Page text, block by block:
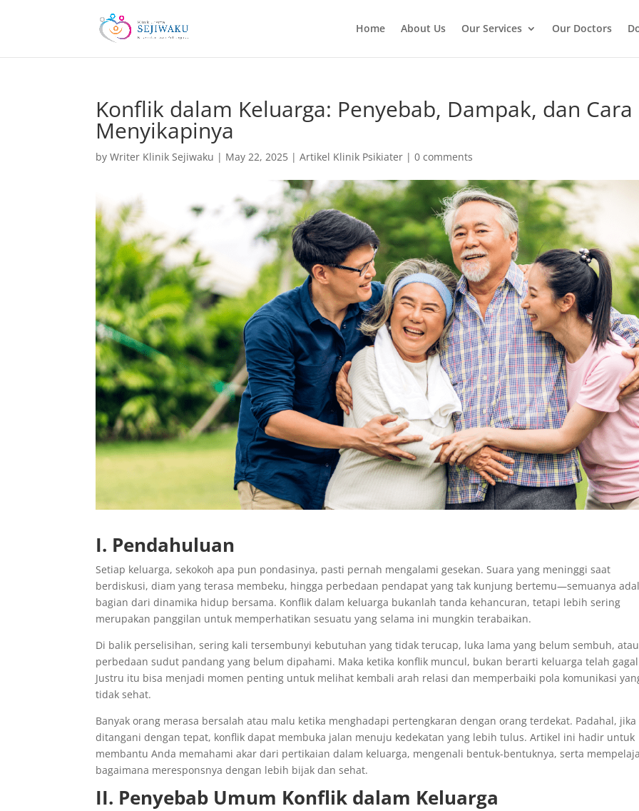
Home About Us Our Services Our Doctors
Konflik dalam Keluarga: Penyebab, Dampak, dan Cara
Menyikapinya
byWriter Klinik Sejiwaku | May 22, 2025 |Artikel Klinik Psikiater |0 comments
I. Pendahuluan
Setiap keluarga, sekokoh apa pun pondasinya, pasti pernah mengalami gesekan. Suara yang meninggi saat
berdiskusi, diam yang terasa membeku, hingga perbedaan pendapat yang tak kunjung bertemu—semuanya
bagian dari dinamika hidup bersama. Konflik dalam keluarga bukanlah tanda kehancuran, tetapi lebih sering
merupakan panggilan untuk memperhatikan sesuatu yang selama ini mungkin terabaikan.
Di balik perselisihan, sering kali tersembunyi kebutuhan yang tidak terucap, luka lama yang belum sembuh, atau
perbedaan sudut pandang yang belum dipahami. Maka ketika konflik muncul, bukan berarti keluarga telah
Justru itu bisa menjadi momen penting untuk melihat kembali arah relasi dan memperbaiki pola komunikasi
tidak sehat.
Banyak orang merasa bersalah atau malu ketika menghadapi pertengkaran dengan orang terdekat. Padahal, jika
ditangani dengan tepat, konflik dapat membuka jalan menuju kedekatan yang lebih tulus. Artikel ini hadir untuk
membantu Anda memahami akar dari pertikaian dalam keluarga, mengenali bentuk-bentuknya, serta
bagaimana meresponsnya dengan lebih bijak dan sehat.
II. Penyebab Umum Konflik dalam Keluarga